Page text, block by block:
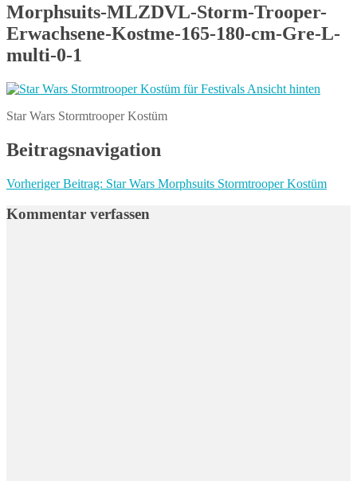
Morphsuits-MLZDVL-Storm-Trooper-
Erwachsene-Kostme-165-180-cm-Gre-L-
multi-0-1
Star Wars Stormtrooper Kostüm
Beitragsnavigation
Vorheriger Beitrag: Star Wars Morphsuits Stormtrooper Kostüm
Kommentar verfassen